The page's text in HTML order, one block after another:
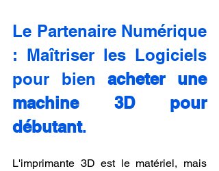
Le Partenaire Numérique
: Maîtriser les Logiciels
pour bien acheter une
machine 3D pour
débutant.
L'imprimante 3D est le matériel, mais